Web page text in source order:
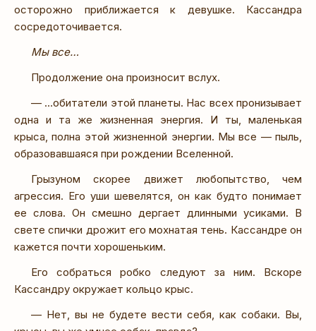
осторожно приближается к девушке. Кассандра
сосредоточивается.
Мы все…
Продолжение она произносит вслух.
— …обитатели этой планеты. Нас всех пронизывает
одна и та же жизненная энергия. И ты, маленькая
крыса, полна этой жизненной энергии. Мы все — пыль,
образовавшаяся при рождении Вселенной.
Грызуном скорее движет любопытство, чем
агрессия. Его уши шевелятся, он как будто понимает
ее слова. Он смешно дергает длинными усиками. В
свете спички дрожит его мохнатая тень. Кассандре он
кажется почти хорошеньким.
Его собраться робко следуют за ним. Вскоре
Кассандру окружает кольцо крыс.
— Нет, вы не будете вести себя, как собаки. Вы,